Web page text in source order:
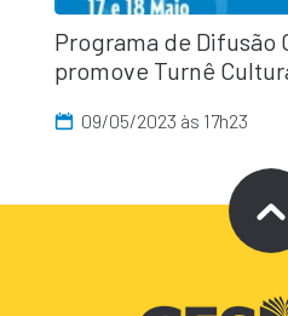
Programa de Difusão
promove Turnê
09/05/2023 às 17h23